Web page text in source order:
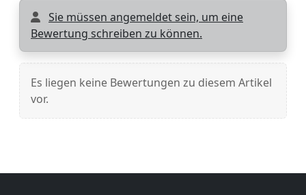
Sie müssen angemeldet sein, um eine
Bewertung schreiben zu können.
Es liegen keine Bewertungen zu diesem Artikel
vor.